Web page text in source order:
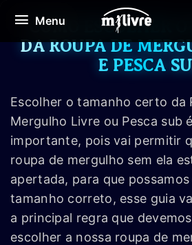
para
conteúdo
Menu
Menu
COMO ESCOLHER
DA ROUPA DE
E PESCA
Escolher o tamanho certo da
Mergulho Livre ou Pesca sub
importante, pois vai permitir
roupa de mergulho sem ela
apertada, para que
tamanho correto, esse guia
a principal regra que
escolher a nossa roupa de